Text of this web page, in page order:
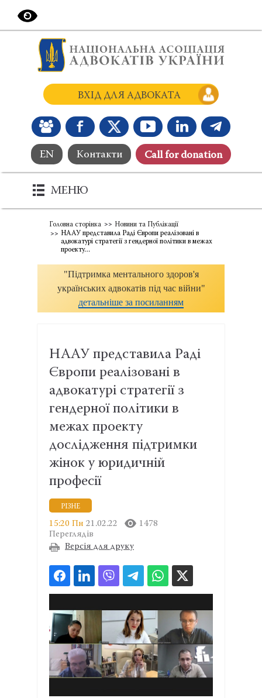
EN Контакти Сall for donation
ВХІД ДЛЯ АДВОКАТА
МЕНЮ
Головна сторінка
Новини та Публікації
НААУ представила Раді Європи реалізовані в
адвокатурі стратегії з гендерної політики в межах
проекту…
"Підтримка ментального здоров'я
українських адвокатів під час війни"
детальніше за посиланням
НААУ представила Раді
Європи реалізовані в
адвокатурі стратегії з
гендерної політики в
межах проекту
дослідження підтримки
жінок у юридичній
професії
РІЗНЕ
15:20 Пн 21.02.22
1478
Переглядів
Версія для друку